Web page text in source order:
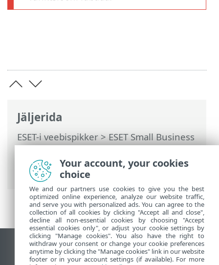
Jäljerida
ESET-i veebispikker>ESET Small Business
Security>Töötamine programmiga ESET
Small Business Security>Häälestus>
Seadmekaitse> ESET Folder Guard
Vaata tavaarvutile mõeldud veebilehte
End of Life
Your account, your cookies
choice
We and our partners use cookies to give you the best
optimized online experience, analyze our website traffic,
and serve you with personalized ads. You can agree to the
collection of all cookies by clicking "Accept all and close",
decline all non-essential cookies by choosing "Accept
essential cookies only", or adjust your cookie settings by
clicking "Manage cookies". You also have the right to
withdraw your consent or change your cookie preferences
anytime by clicking the "Manage cookies" link in our website
footer or in your account settings (if available). For more